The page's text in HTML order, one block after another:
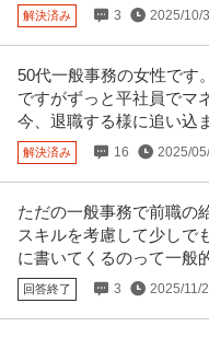
接を受けました。
解決済み 3 2025/10/
50代一般事務の女性です
ですがずっと平社員でマ
今、退職する様に追い込
解決済み 16 2025/
ただの一般事務で前職の
スキルを考慮して少しで
に書いてくるのって一般
回答終了 3 2025/11/